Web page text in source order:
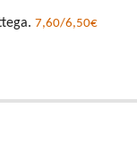
7,60/6,50€